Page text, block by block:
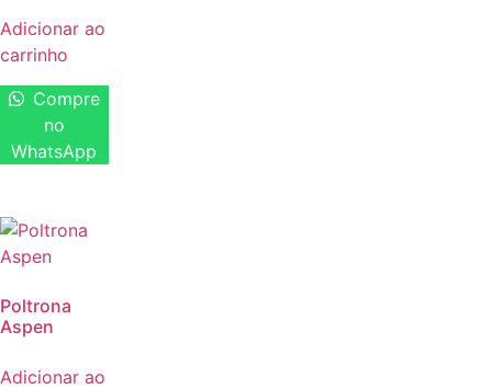
Adicionar ao
carrinho
Compre
no
WhatsApp
Poltrona
Aspen
Adicionar ao